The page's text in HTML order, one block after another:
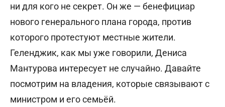
ни для кого не секрет. Он же — бенефициар
нового генерального плана города, против
которого протестуют местные жители.
Геленджик, как мы уже говорили, Дениса
Мантурова интересует не случайно. Давайте
посмотрим на владения, которые связывают с
министром и его семьёй.